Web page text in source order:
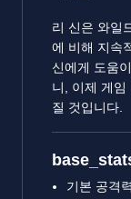
리 신은 와일
에 비해 지속
신에게 도움
니, 이제 게임
질 것입니다.
기본 공격